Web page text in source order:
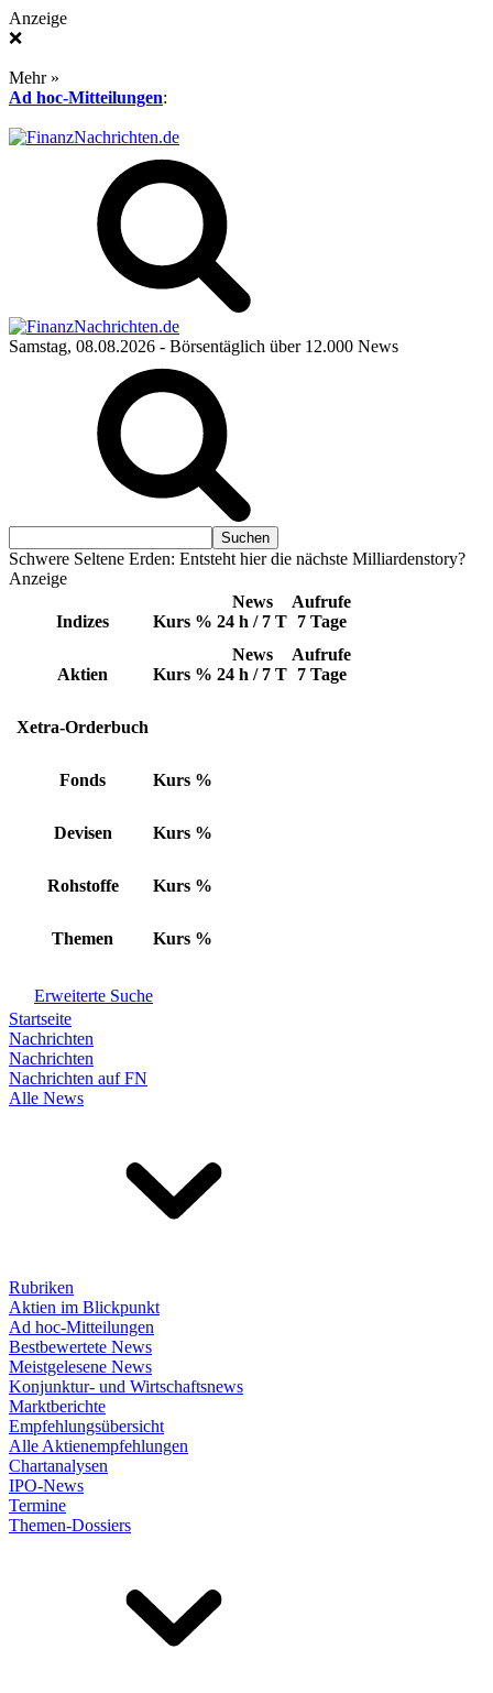
Anzeige
❌
Mehr »
Ad hoc-Mitteilungen:
Samstag, 08.08.2026 - Börsentäglich über 12.000 News
Schwere Seltene Erden: Entsteht hier die nächste Milliardenstory?
Anzeige
Indizes Kurs %
News
24 h / 7 T
Aufrufe
7 Tage
Aktien Kurs %
News
24 h / 7 T
Aufrufe
7 Tage
Xetra-Orderbuch
Fonds Kurs %
Devisen Kurs %
Rohstoffe Kurs %
Themen Kurs %
Erweiterte Suche
Startseite
Nachrichten
Nachrichten
Nachrichten auf FN
Alle News
Rubriken
Aktien im Blickpunkt
Ad hoc-Mitteilungen
Bestbewertete News
Meistgelesene News
Konjunktur- und Wirtschaftsnews
Marktberichte
Empfehlungsübersicht
Alle Aktienempfehlungen
Chartanalysen
IPO-News
Termine
Themen-Dossiers